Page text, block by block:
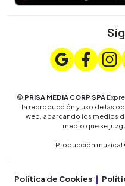
© PRISA MEDIA CORP SPA
la reproducción y uso de las
web, abarcando los medios
medio que se
Producción musical
Política de Cookies